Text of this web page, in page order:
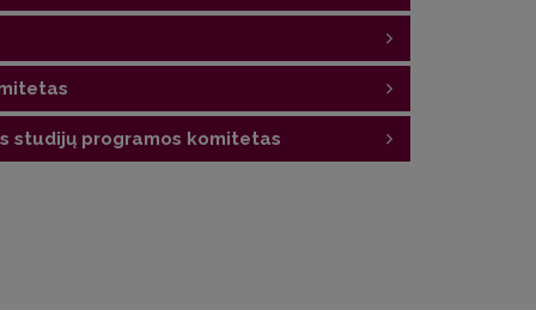
studijų programos komitetas